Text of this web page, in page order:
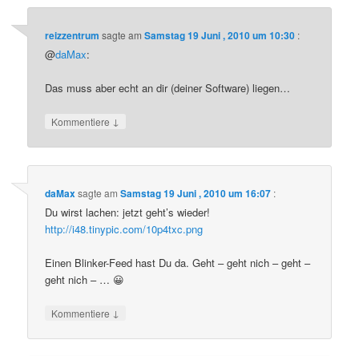
reizzentrum sagte amSamstag 19 Juni , 2010 um 10:30 :
@daMax:
Das muss aber echt an dir (deiner Software) liegen…
Kommentiere ↓
daMaxsagte amSamstag 19 Juni , 2010 um 16:07 :
Du wirst lachen: jetzt geht’s wieder!
http://i48.tinypic.com/10p4txc.png
Einen Blinker-Feed hast Du da. Geht – geht nich – geht –
geht nich – … 😀
Kommentiere ↓